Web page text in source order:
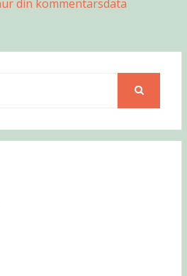
din kommentarsdata